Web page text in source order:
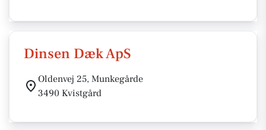
Dinsen Dæk ApS
Oldenvej 25, Munkegårde
3490 Kvistgård